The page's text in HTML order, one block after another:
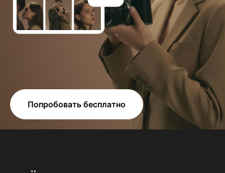
Попробовать бесплатно